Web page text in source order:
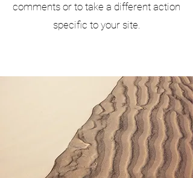
comments or to take a different action
specific to your site.